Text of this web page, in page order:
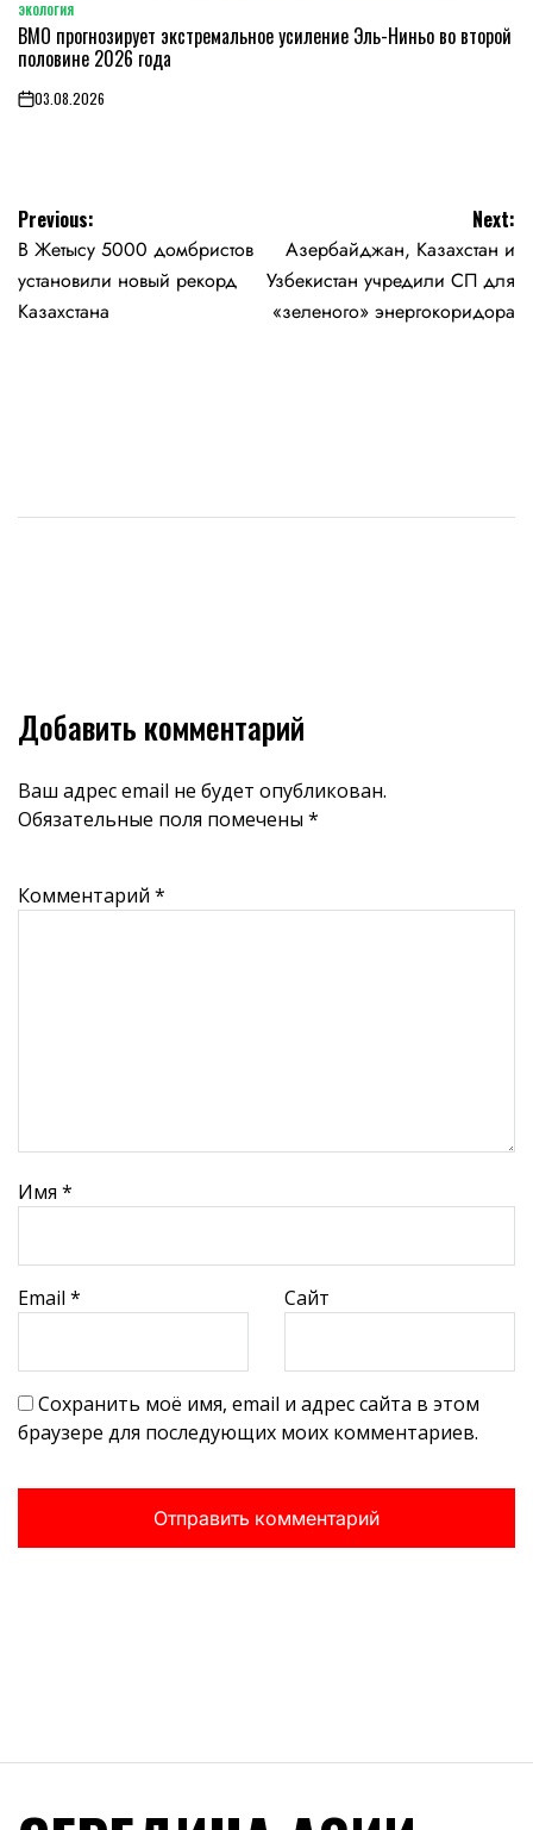
POSTED
IN
ЭКОЛОГИЯ
ВМО прогнозирует экстремальное усиление Эль-Ниньо во второй
половине 2026 года
on03.08.2026
Навигация
по
записям
Previous:
В Жетысу 5000 домбристов
установили новый рекорд
Казахстана
Next:
Азербайджан, Казахстан и
Узбекистан учредили СП для
«зеленого» энергокоридора
Добавить комментарий
Ваш адрес email не будет опубликован.
Обязательные поля помечены *
Комментарий *
Имя *
Email * Сайт
Сохранить моё имя, email и адрес сайта в этом
браузере для последующих моих комментариев.